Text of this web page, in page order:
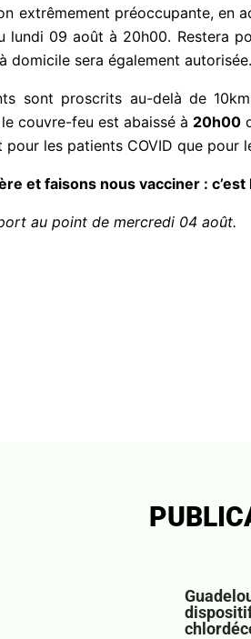
extrêmement préoccupante, en
lundi 09 août à 20h00. Restera
domicile sera également autorisée.
sont proscrits au-delà de
couvre-feu est abaissé à 20h00
les patients COVID que pour
et faisons nous vacciner : c’est
au point de mercredi 04 août.